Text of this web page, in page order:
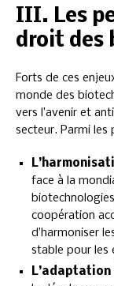
III. Les
droit des
Forts de ces
monde des
vers l’avenir et
secteur. Parmi les
face à la
coopération
d’harmoniser
stable pour les